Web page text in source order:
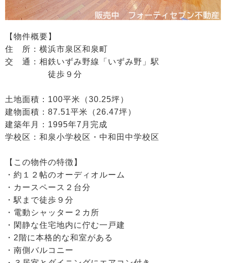
【物件概要】
住 所：横浜市泉区和泉町
交 通：相鉄いずみ野線「いずみ野」駅
徒歩９分
土地面積：100平米（30.25坪）
建物面積：87.51平米（26.47坪）
建築年月：1995年7月完成
学校区：和泉小学校区・中和田中学校区
【この物件の特徴】
・約１２帖のオーディオルーム
・カースペース２台分
・駅まで徒歩９分
・電動シャッター２カ所
・閑静な住宅地内に佇む一戸建
・2階に本格的な和室がある
・南側バルコニー